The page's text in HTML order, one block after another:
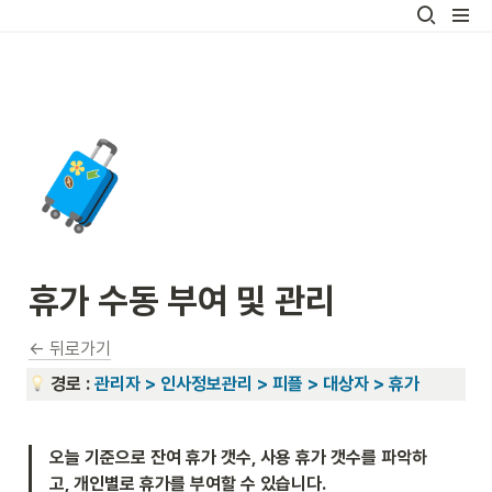
🧳
휴가 수동 부여 및 관리
← 뒤로가기
경로 : 관리자 > 인사정보관리 > 피플 > 대상자 > 휴가
오늘 기준으로 잔여 휴가 갯수, 사용 휴가 갯수를 파악하
고, 개인별로 휴가를 부여할 수 있습니다.